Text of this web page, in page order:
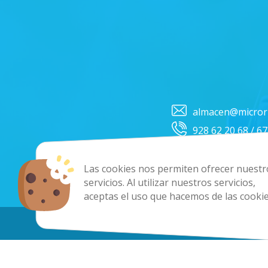
Las cookies nos permiten ofrecer
servicios. Al utilizar nuestros servicios,
aceptas el uso que hacemos de las
928 62 20 68 /
Copyright